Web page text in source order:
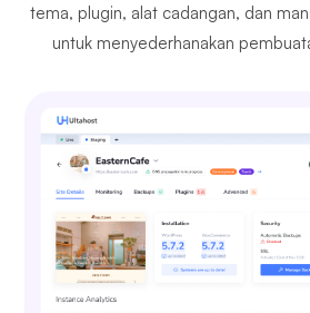
tema, plugin, alat cadangan, dan
untuk menyederhanakan